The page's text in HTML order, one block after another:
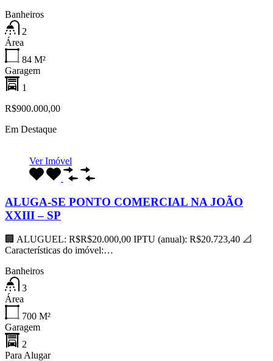
Banheiros
2
Área
84 M²
Garagem
1
R$900.000,00
Em Destaque
Ver Imóvel
ALUGA-SE PONTO COMERCIAL NA JOÃO
XXIII – SP
🏢 ALUGUEL: R$R$20.000,00 IPTU (anual): R$20.723,40 📐
Características do imóvel:…
Banheiros
3
Área
700 M²
Garagem
2
Para Alugar